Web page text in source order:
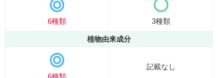
6種類 3種類
植物由来成分
6種類
記載なし